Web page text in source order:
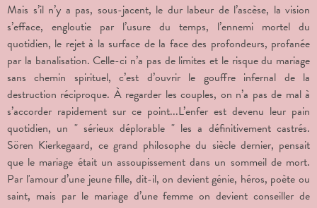
Mais s’il n’y a pas, sous-jacent, le dur labeur de l’ascèse, la vision
s’efface, engloutie par l’usure du temps, l’ennemi mortel du
quotidien, le rejet à la surface de la face des profondeurs, profanée
par la banalisation. Celle-ci n’a pas de limites et le risque du mariage
sans chemin spirituel, c’est d’ouvrir le gouffre infernal de la
destruction réciproque. À regarder les couples, on n’a pas de mal à
s’accorder rapidement sur ce point...L’enfer est devenu leur pain
quotidien, un " sérieux déplorable " les a définitivement castrés.
Sören Kierkegaard, ce grand philosophe du siècle dernier, pensait
que le mariage était un assoupissement dans un sommeil de mort.
Par l'amour d’une jeune fille, dit-il, on devient génie, héros, poète ou
saint, mais par le mariage d’une femme on devient conseiller de